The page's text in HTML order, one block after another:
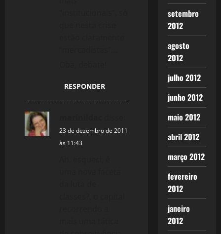
RESPONDER
23 de dezembro de 2011
às 11:43
setembro
2012
agosto
2012
julho 2012
junho 2012
maio 2012
abril 2012
março 2012
fevereiro
2012
janeiro
2012